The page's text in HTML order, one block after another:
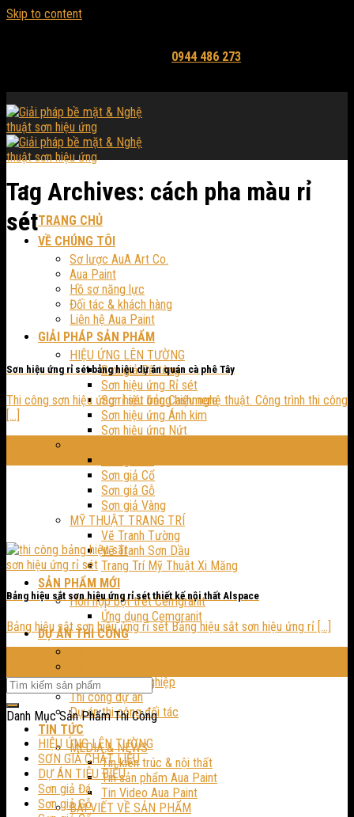
Skip to content
0944 486 273
TRANG CHỦ
VỀ CHÚNG TÔI
Sơ lược AuA Art Co.
Aua Paint
Hồ sơ năng lực
Đối tác & khách hàng
Liên hệ Aua Paint
GIẢI PHÁP SẢN PHẨM
HIỆU ỨNG LÊN TƯỜNG
Sơn giả Bê tông
Sơn hiệu ứng Rỉ sét
Sơn hiệu ứng Cashmere
Sơn hiệu ứng Ánh kim
Sơn hiệu ứng Nứt
Sơn giả Cổ
Sơn giả Gỗ
Sơn giả Vàng
MỸ THUẬT TRANG TRÍ
Vẽ Tranh Tường
Vẽ Tranh Sơn Dầu
Trang Trí Mỹ Thuật Xi Măng
SẢN PHẨM MỚI
Hỗn hợp bột trét Cemgranit
Ứng dụng Cemgranit
DỰ ÁN THI CÔNG
Thi công dân dụng
Thi công công nghiệp
Thi công dự án
Dự án thi công đối tác
TIN TỨC
MEDIA & NEWS
Tin kiến trúc & nội thất
Tin sản phẩm Aua Paint
Tin Video Aua Paint
BÀI VIẾT VỀ SẢN PHẨM
Tag Archives: cách pha màu rỉ
sét
Sơn hiệu ứng rỉ sét bảng hiệu dự án quán cà phê Tây
Thi công sơn hiệu ứng rỉ sét bảng hiệu nghệ thuật. Công trình thi công
[...]
Bảng hiệu sắt sơn hiệu ứng rỉ sét thiết kế nội thất Alspace
Bảng hiệu sắt sơn hiệu ứng rỉ sét Bảng hiệu sắt sơn hiệu ứng rỉ [...]
Danh Mục Sản Phẩm Thi Công
HIỆU ỨNG LÊN TƯỜNG
SƠN GIẢ CHẤT LIỆU
DỰ ÁN TIÊU BIỂU
Sơn giả Đá
Sơn giả Gỗ